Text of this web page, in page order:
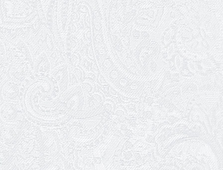
07.01.2026
Театр музкомедії шукає двірників
05.01.2026
Ювілей Юлії Макарової
02.01.2026
Пішла з життя Ірина Добронравова
01.01.2026
Трудовий ювілей Галини Очеретіної
01.01.2026
Ювілей Володимира Гури
31.12.2025